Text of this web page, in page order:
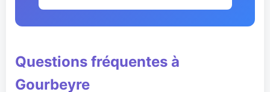
Questions fréquentes à
Gourbeyre